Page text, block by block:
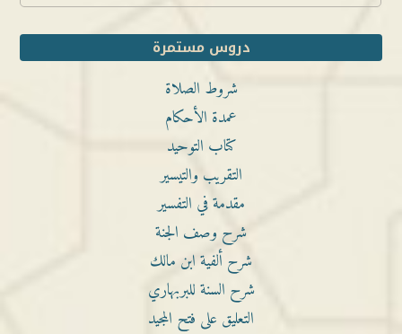
دروس مستمرة
شروط الصلاة
عمدة الأحكام
كتاب التوحيد
التقريب والتيسير
مقدمة في التفسير
شرح وصف الجنة
شرح ألفية ابن مالك
شرح السنة للبربهاري
التعليق على فتح المجيد